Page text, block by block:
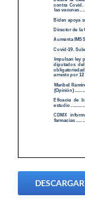
DESCARGAR